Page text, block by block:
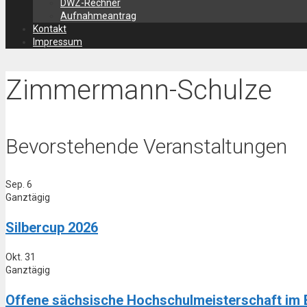
DWZ-Rechner
Aufnahmeantrag
Kontakt
Impressum
Zimmermann-Schulze
Bevorstehende Veranstaltungen
Sep. 6
Ganztägig
Silbercup 2026
Okt. 31
Ganztägig
Offene sächsische Hochschulmeisterschaft im